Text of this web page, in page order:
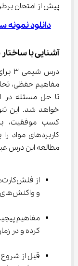
پیش از امتحان
آشنایی با
مفاهیم حفظی،
تا حل مسئله در
کسب موفقیت،
کاربردهای مواد
مطالعه این درس
و واکنش‌های کلیدی استفاده کنید.
مفاهیم
کرده و در زمان‌های مرده به آن گوش
قبل از شروع